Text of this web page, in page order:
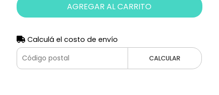
AGREGAR AL CARRITO
Calculá el costo de envío
CALCULAR